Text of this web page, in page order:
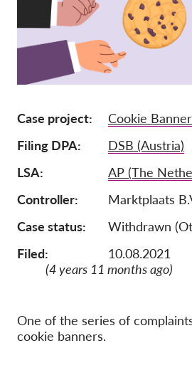
Ιδιότητα μέλους
Δωρεές
Αιγίδα
Σχετικά με εμάς
Ομάδα
Ετήσιες
Συχνές
Θέσεις
Συλλογική
Case project
Cookie
Filing DPA
DSB (Austria)
LSA
AP (The
Controller
Marktplaats
Case status
Withdrawn
Filed:
10.08.2021
(4 years 11 months ago)
One of the series of
cookie banners.